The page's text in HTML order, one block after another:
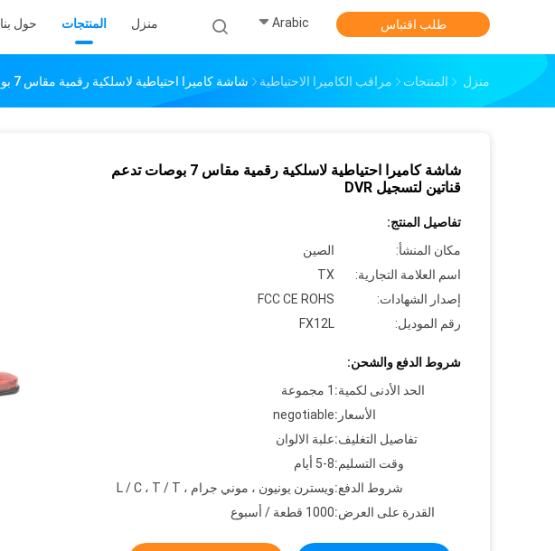
منزل المنتجات حول بنا Arabic طلب اقتباس
منزل المنتجات مراقب الكاميرا الاحتياطية شاشة كاميرا احتياطية لاسلكية رقمية مقاس 7 بوصات تدعم قناتين لتسجيل DVR
شاشة كاميرا احتياطية لاسلكية رقمية مقاس 7 بوصات تدعم
قناتين لتسجيل DVR
تفاصيل المنتج:
مكان المنشأ:
الصين
اسم العلامة التجارية:
TX
إصدار الشهادات:
FCC CE ROHS
رقم الموديل:
FX12L
شروط الدفع والشحن:
الحد الأدنى لكمية: 1 مجموعة
الأسعار:negotiable
تفاصيل التغليف:علبة الالوان
وقت التسليم:5-8 أيام
شروط الدفع:ويسترن يونيون ، موني جرام ، L / C ، T / T
القدرة على العرض:1000 قطعة / أسبوع